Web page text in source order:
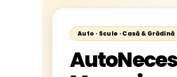
Auto · Scule · Casă & Grădină